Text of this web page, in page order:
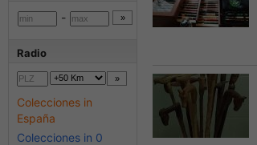
-
Radio
Colecciones in
España
Colecciones in 0